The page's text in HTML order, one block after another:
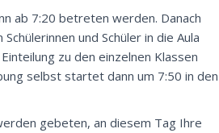
ab 7:20 betreten werden. Danach
und Schüler in die Aula
zu den einzelnen Klassen
selbst startet dann um 7:50 in den
gebeten, an diesem Tag Ihre